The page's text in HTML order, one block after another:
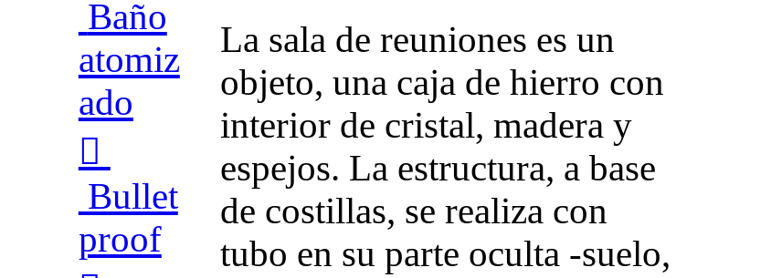
Baño
atomiz
ado
︎
Bullet
proof
La sala de reuniones es un
objeto, una caja de hierro con
interior de cristal, madera y
espejos. La estructura, a base
de costillas, se realiza con
tubo en su parte oculta -suelo,